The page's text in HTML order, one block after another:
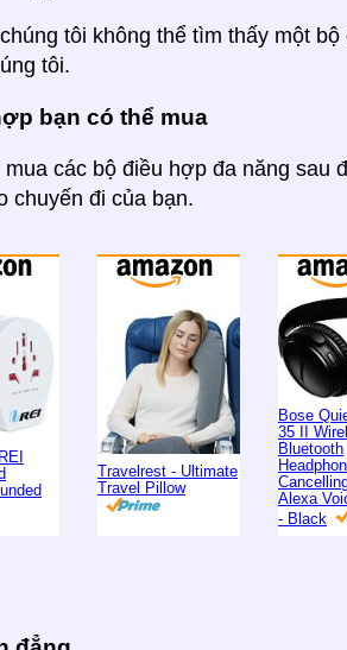
tôi không thể tìm thấy một
tôi.
bạn có thể mua
mua các bộ điều hợp đa năng sau
chuyến đi của bạn.
Travelrest - Ultimate
Travel Pillow
Bose
35 II
Bluetooth
Alexa
- Black